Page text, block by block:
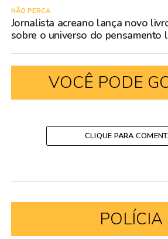
NÃO PERCA
Jornalista acreano lança novo
sobre o universo do pensamento
VOCÊ PODE
CLIQUE PARA
POLÍCIA